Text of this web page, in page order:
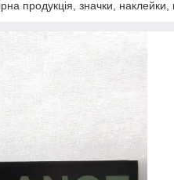
продукція, значки, наклейки,